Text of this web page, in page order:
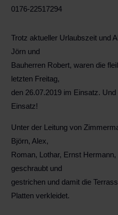
0176-22517294
Trotz aktueller Urlaubszeit und
Jörn und
Bauherren Robert, waren die
letzten Freitag,
den 26.07.2019 im Einsatz.
Einsatz!
Unter der Leitung von
Björn, Alex,
Roman, Lothar, Ernst
geschraubt und
gestrichen und damit die
Platten verkleidet.